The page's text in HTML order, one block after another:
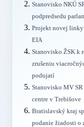
Stanovisko NKÚ
podpredsedu
Projekt novej linky
EIA
Stanovisko ŽSK k
zrušeniu
podujatí
Stanovisko MV
centre v Trebišove
Bratislavský kraj
podanie žiadosti o